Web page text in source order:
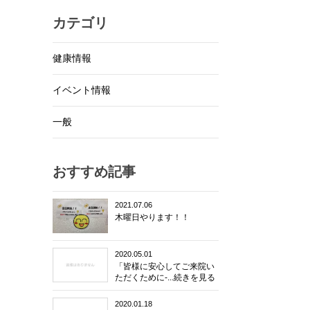
カテゴリ
健康情報
イベント情報
一般
おすすめ記事
2021.07.06
木曜日やります！！
2020.05.01
「皆様に安心してご来院い
ただくために-...続きを見る
2020.01.18